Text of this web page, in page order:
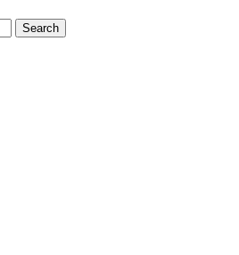
Search